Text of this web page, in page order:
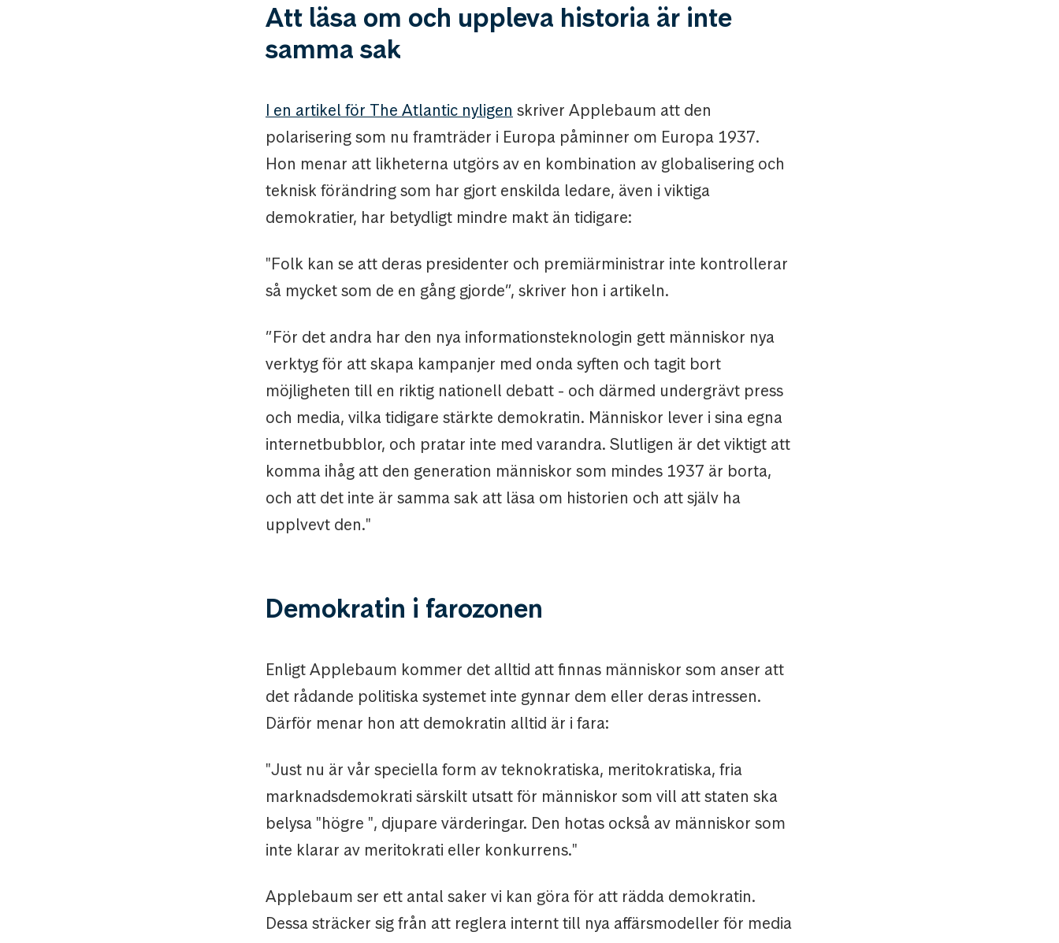
Att läsa om och uppleva historia är inte
samma sak
I en artikel för The Atlantic nyligen skriver Applebaum att den
polarisering som nu framträder i Europa påminner om Europa 1937.
Hon menar att likheterna utgörs av en kombination av globalisering och
teknisk förändring som har gjort enskilda ledare, även i viktiga
demokratier, har betydligt mindre makt än tidigare:
"Folk kan se att deras presidenter och premiärministrar inte kontrollerar
så mycket som de en gång gjorde”, skriver hon i artikeln.
”För det andra har den nya informationsteknologin gett människor nya
verktyg för att skapa kampanjer med onda syften och tagit bort
möjligheten till en riktig nationell debatt - och därmed undergrävt press
och media, vilka tidigare stärkte demokratin. Människor lever i sina egna
internetbubblor, och pratar inte med varandra. Slutligen är det viktigt att
komma ihåg att den generation människor som mindes 1937 är borta,
och att det inte är samma sak att läsa om historien och att själv ha
upplvevt den."
Demokratin i farozonen
Enligt Applebaum kommer det alltid att finnas människor som anser att
det rådande politiska systemet inte gynnar dem eller deras intressen.
Därför menar hon att demokratin alltid är i fara:
"Just nu är vår speciella form av teknokratiska, meritokratiska, fria
marknadsdemokrati särskilt utsatt för människor som vill att staten ska
belysa "högre ", djupare värderingar. Den hotas också av människor som
inte klarar av meritokrati eller konkurrens."
Applebaum ser ett antal saker vi kan göra för att rädda demokratin.
Dessa sträcker sig från att reglera internt till nya affärsmodeller för media